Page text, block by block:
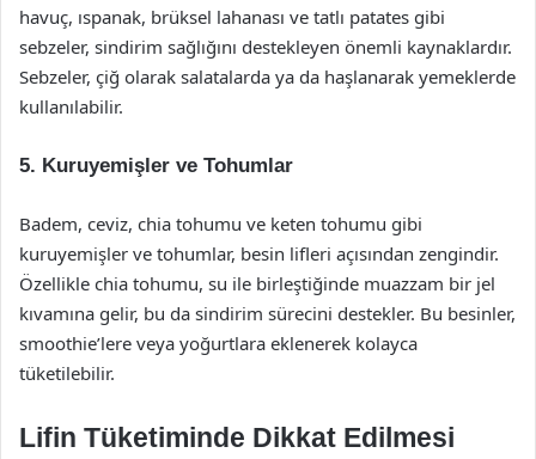
havuç, ıspanak, brüksel lahanası ve tatlı patates gibi
sebzeler, sindirim sağlığını destekleyen önemli kaynaklardır.
Sebzeler, çiğ olarak salatalarda ya da haşlanarak yemeklerde
kullanılabilir.
5. Kuruyemişler ve Tohumlar
Badem, ceviz, chia tohumu ve keten tohumu gibi
kuruyemişler ve tohumlar, besin lifleri açısından zengindir.
Özellikle chia tohumu, su ile birleştiğinde muazzam bir jel
kıvamına gelir, bu da sindirim sürecini destekler. Bu besinler,
smoothie’lere veya yoğurtlara eklenerek kolayca
tüketilebilir.
Lifin Tüketiminde Dikkat Edilmesi